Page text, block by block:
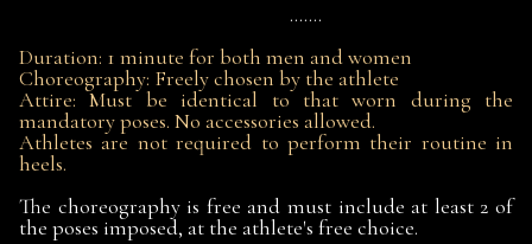
.......
Duration: 1 minute for both men and women
Choreography: Freely chosen by the athlete
Attire: Must be identical to that worn during the
mandatory poses. No accessories allowed.
Athletes are not required to perform their routine in
heels.
The choreography is free and must include at least 2 of
the poses imposed, at the athlete's free choice.